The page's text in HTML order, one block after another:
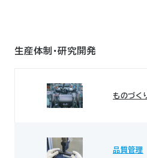
生産体制・研究開発
ものづく
品質管理